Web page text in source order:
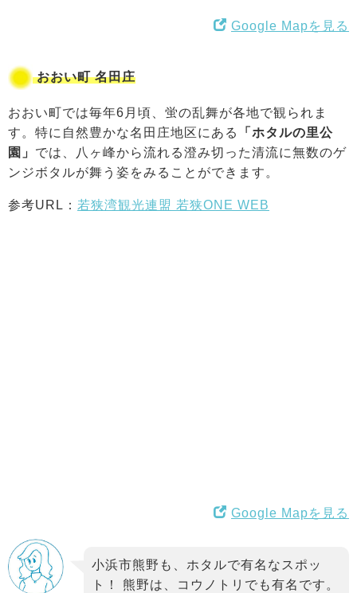
Google Mapを見る
おおい町 名田庄
おおい町では毎年6月頃、蛍の乱舞が各地で観られま
す。特に自然豊かな名田庄地区にある
「ホタルの里公
園」 では、八ヶ峰から流れる澄み切った清流に無数のゲ
ンジボタルが舞う姿をみることができます。
参考URL： 若狭湾観光連盟 若狭ONE WEB
Google Mapを見る
小浜市熊野も、ホタルで有名なスポッ
ト！ 熊野は、コウノトリでも有名です。